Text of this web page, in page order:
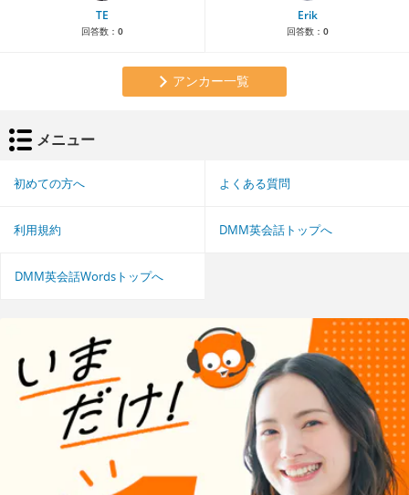
TE
回答数： 0
Erik
回答数： 0
アンカー一覧
メニュー
初めての方へ よくある質問
利用規約 DMM英会話トップへ
DMM英会話Wordsトップへ